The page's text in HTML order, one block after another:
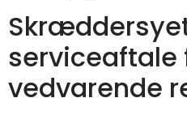
serviceaftale
vedvarende